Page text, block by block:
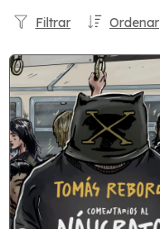
Ordenar
Filtrar